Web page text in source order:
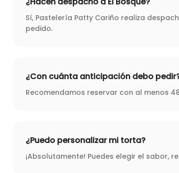
Sí, Pastelería Patty Cariño realiza
pedido.
¿Con cuánta anticipación debo
Recomendamos reservar con al menos
¿Puedo personalizar mi torta?
¡Absolutamente! Puedes elegir el sabor,